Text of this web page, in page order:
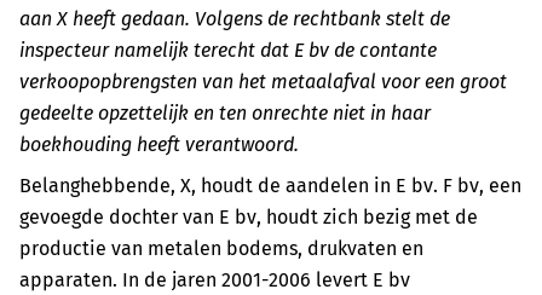
aan X heeft gedaan. Volgens de rechtbank stelt de
inspecteur namelijk terecht dat E bv de contante
verkoopopbrengsten van het metaalafval voor een groot
gedeelte opzettelijk en ten onrechte niet in haar
boekhouding heeft verantwoord.
Belanghebbende, X, houdt de aandelen in E bv. F bv, een
gevoegde dochter van E bv, houdt zich bezig met de
productie van metalen bodems, drukvaten en
apparaten. In de jaren 2001-2006 levert E bv